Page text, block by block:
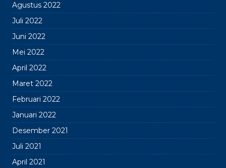
Agustus 2022
Juli 2022
Juni 2022
Mei 2022
April 2022
Maret 2022
Februari 2022
Januari 2022
Desember 2021
Juli 2021
April 2021